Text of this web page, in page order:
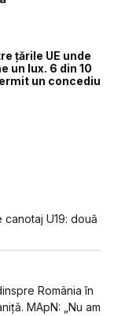
țările UE unde
un lux. 6 din 10
un concediu
U19: două
România în
MApN: „Nu am